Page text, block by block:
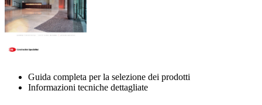
Guida completa per la selezione dei prodotti
Informazioni tecniche dettagliate